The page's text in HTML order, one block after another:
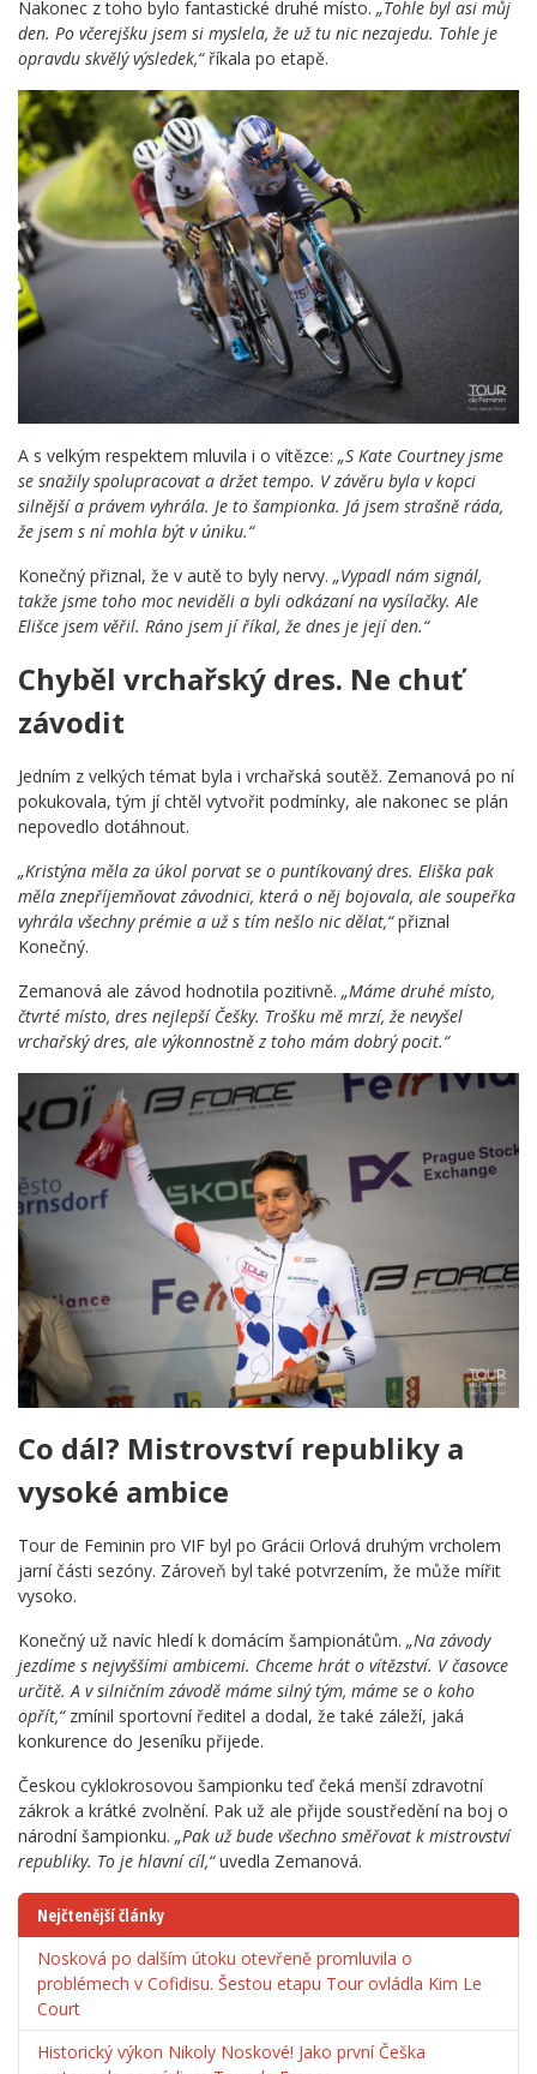
Nakonec z toho bylo fantastické druhé místo. „Tohle byl asi můj
den. Po včerejšku jsem si myslela, že už tu nic nezajedu. Tohle je
opravdu skvělý výsledek,“říkala po etapě.
A s velkým respektem mluvila i o vítězce: „S Kate Courtney jsme
se snažily spolupracovat a držet tempo. V závěru byla v kopci
silnější a právem vyhrála. Je to šampionka. Já jsem strašně ráda,
že jsem s ní mohla být v úniku.“
Konečný přiznal, že v autě to byly nervy. „Vypadl nám signál,
takže jsme toho moc neviděli a byli odkázaní na vysílačky. Ale
Elišce jsem věřil. Ráno jsem jí říkal, že dnes je její den.“
Chyběl vrchařský dres. Ne chuť
závodit
Jedním z velkých témat byla i vrchařská soutěž. Zemanová po ní
pokukovala, tým jí chtěl vytvořit podmínky, ale nakonec se plán
nepovedlo dotáhnout.
„Kristýna měla za úkol porvat se o puntíkovaný dres. Eliška pak
měla znepříjemňovat závodnici, která o něj bojovala, ale soupeřka
vyhrála všechny prémie a už s tím nešlo nic dělat,“přiznal
Konečný.
Zemanová ale závod hodnotila pozitivně. „Máme druhé místo,
čtvrté místo, dres nejlepší Češky. Trošku mě mrzí, že nevyšel
vrchařský dres, ale výkonnostně z toho mám dobrý pocit.“
Co dál? Mistrovství republiky a
vysoké ambice
Tour de Feminin pro VIF byl po Grácii Orlová druhým vrcholem
jarní části sezóny. Zároveň byl také potvrzením, že může mířit
vysoko.
Konečný už navíc hledí k domácím šampionátům. „Na závody
jezdíme s nejvyššími ambicemi. Chceme hrát o vítězství. V časovce
určitě. A v silničním závodě máme silný tým, máme se o koho
opřít,“zmínil sportovní ředitel a dodal, že také záleží, jaká
konkurence do Jeseníku přijede.
Českou cyklokrosovou šampionku teď čeká menší zdravotní
zákrok a krátké zvolnění. Pak už ale přijde soustředění na boj o
národní šampionku. „Pak už bude všechno směřovat k mistrovství
republiky. To je hlavní cíl,“uvedla Zemanová.
Nejčtenější články
Nosková po dalším útoku otevřeně promluvila o
problémech v Cofidisu. Šestou etapu Tour ovládla Kim Le
Court
Historický výkon Nikoly Noskové! Jako první Češka